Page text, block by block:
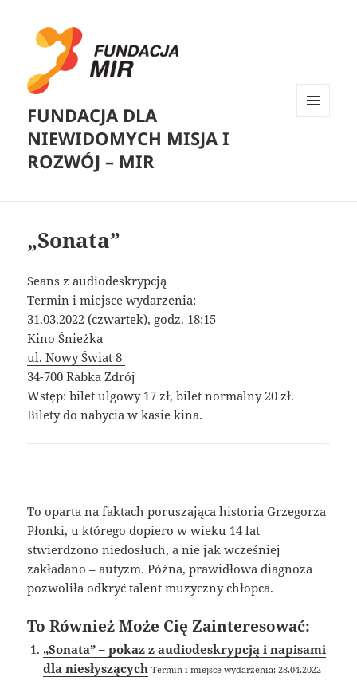
FUNDACJA DLA
NIEWIDOMYCH MISJA I
ROZWÓJ – MIR
„Sonata”
Seans z audiodeskrypcją
Termin i miejsce wydarzenia:
31.03.2022 (czwartek), godz. 18:15
Kino Śnieżka
ul. Nowy Świat 8
34-700 Rabka Zdrój
Wstęp: bilet ulgowy 17 zł, bilet normalny 20 zł.
Bilety do nabycia w kasie kina.
To oparta na faktach poruszająca historia Grzegorza
Płonki, u którego dopiero w wieku 14 lat
stwierdzono niedosłuch, a nie jak wcześniej
zakładano – autyzm. Późna, prawidłowa diagnoza
pozwoliła odkryć talent muzyczny chłopca.
To Również Może Cię Zainteresować:
„Sonata” – pokaz z audiodeskrypcją i napisami
dla niesłyszących Termin i miejsce wydarzenia: 28.04.2022